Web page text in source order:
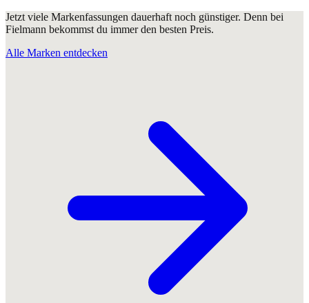
Jetzt viele Markenfassungen dauerhaft noch günstiger. Denn bei
Fielmann bekommst du immer den besten Preis.
Alle Marken entdecken